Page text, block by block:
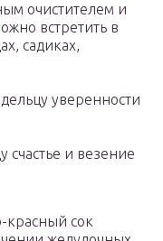
очистителем и
встретить в
садиках,
уверенности
счастье и везение
красный сок